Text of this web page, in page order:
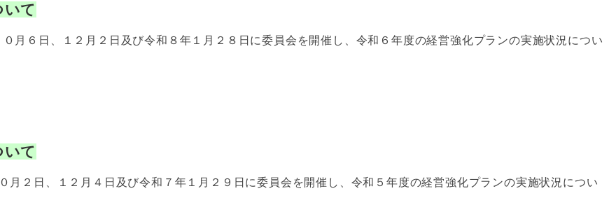
いて
月６日、１２月２日及び令和８年１月２８日に委員会を開催し、令和６年度の経営強化プランの実施状況につい
いて
月２日、１２月４日及び令和７年１月２９日に委員会を開催し、令和５年度の経営強化プランの実施状況につい